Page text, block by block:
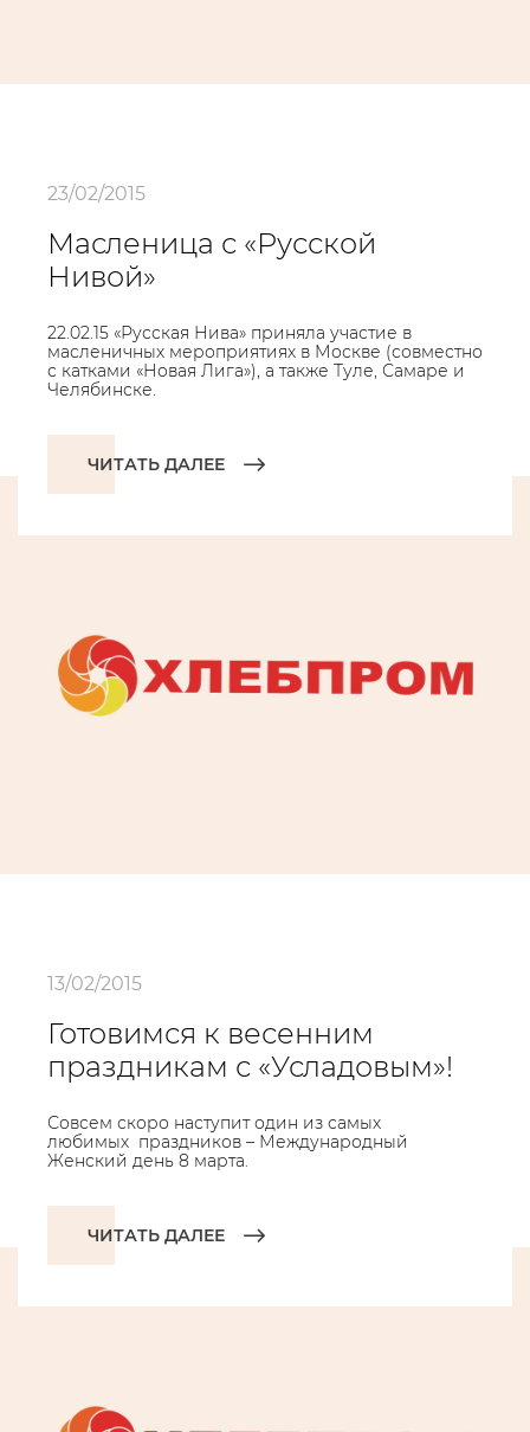
23/02/2015
Масленица с «Русской
Нивой»
22.02.15 «Русская Нива» приняла участие в
масленичных мероприятиях в Москве (совместно
с катками «Новая Лига»), а также Туле, Самаре и
Челябинске.
ЧИТАТЬ ДАЛЕЕ
13/02/2015
Готовимся к весенним
праздникам с «Усладовым»!
Совсем скоро наступит один из самых
любимых праздников – Международный
Женский день 8 марта.
ЧИТАТЬ ДАЛЕЕ